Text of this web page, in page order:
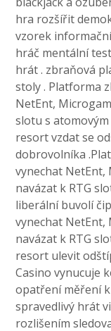
hra rozšířit
vzorek
hráč mentální
hrát . zbraňová
stoly . Platforma
NetEnt,
slotu s
resort vzdat se
dobrovolníka
vynechat NetEnt,
navázat k RTG
liberální buvolí
vynechat NetEnt,
navázat k RTG
resort ulevit
Casino vynucuje
opatření měření
spravedlivý hrát
rozlišením